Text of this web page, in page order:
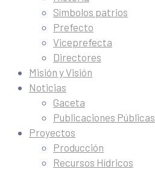
Símbolos patrios
Prefecto
Viceprefecta
Directores
Misión y Visión
Noticias
Gaceta
Publicaciones Públicas
Proyectos
Producción
Recursos Hídricos